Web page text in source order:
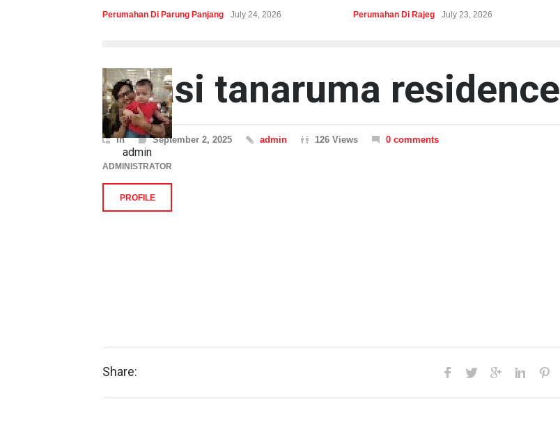
Perumahan Di Parung Panjang July 24, 2026 Perumahan Di Rajeg July 23, 2026
lokasi tanaruma residence
In September 2, 2025 admin 126 Views 0 comments
admin
ADMINISTRATOR
PROFILE
Share: